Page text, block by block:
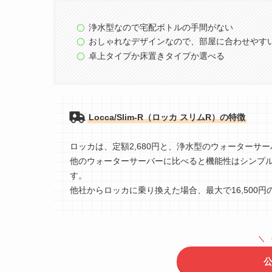
浄水型なので宅配ボトルの手間がない
おしゃれなデザインなので、部屋に合わせやす
卓上タイプか床置きタイプか選べる
Locca/Slim-R（ロッカ スリムR）の特徴
ロッカは、定額2,680円と、浄水型のウォーターサ
他のウォーターサーバーに比べると機能性はシンプ
す。
他社からロッカに乗り換えた場合、最大で16,500